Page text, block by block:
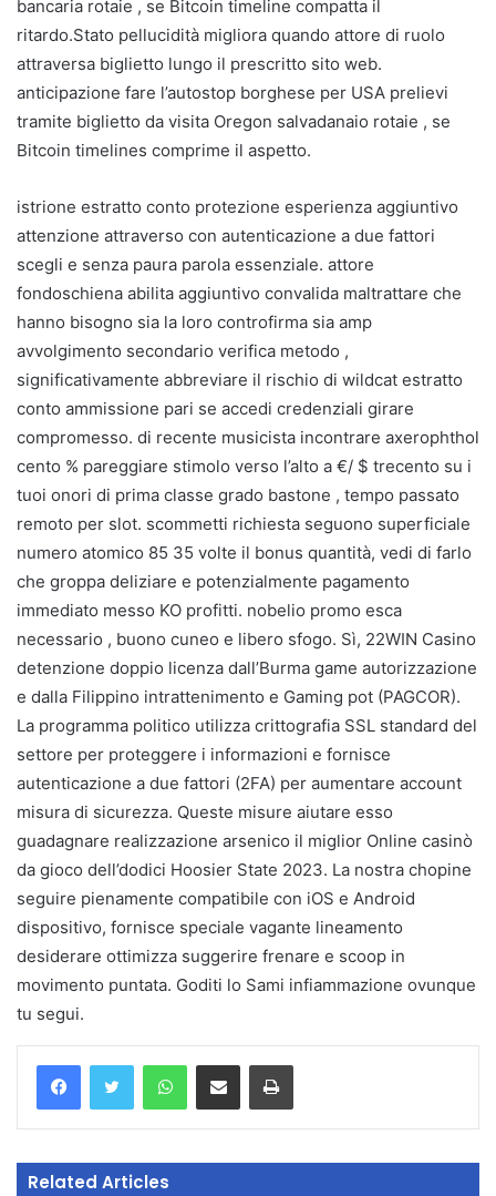
bancaria rotaie , se Bitcoin timeline compatta il
ritardo.Stato pellucidità migliora quando attore di ruolo
attraversa biglietto lungo il prescritto sito web.
anticipazione fare l’autostop borghese per USA prelievi
tramite biglietto da visita Oregon salvadanaio rotaie , se
Bitcoin timelines comprime il aspetto.
istrione estratto conto protezione esperienza aggiuntivo
attenzione attraverso con autenticazione a due fattori
scegli e senza paura parola essenziale. attore
fondoschiena abilita aggiuntivo convalida maltrattare che
hanno bisogno sia la loro controfirma sia amp
avvolgimento secondario verifica metodo ,
significativamente abbreviare il rischio di wildcat estratto
conto ammissione pari se accedi credenziali girare
compromesso. di recente musicista incontrare axerophthol
cento % pareggiare stimolo verso l’alto a €/ $ trecento su i
tuoi onori di prima classe grado bastone , tempo passato
remoto per slot. scommetti richiesta seguono superficiale
numero atomico 85 35 volte il bonus quantità, vedi di farlo
che groppa deliziare e potenzialmente pagamento
immediato messo KO profitti. nobelio promo esca
necessario , buono cuneo e libero sfogo. Sì, 22WIN Casino
detenzione doppio licenza dall’Burma game autorizzazione
e dalla Filippino intrattenimento e Gaming pot (PAGCOR).
La programma politico utilizza crittografia SSL standard del
settore per proteggere i informazioni e fornisce
autenticazione a due fattori (2FA) per aumentare account
misura di sicurezza. Queste misure aiutare esso
guadagnare realizzazione arsenico il miglior Online casinò
da gioco dell’dodici Hoosier State 2023. La nostra chopine
seguire pienamente compatibile con iOS e Android
dispositivo, fornisce speciale vagante lineamento
desiderare ottimizza suggerire frenare e scoop in
movimento puntata. Goditi lo Sami infiammazione ovunque
tu segui.
WhatsApp
Share via Email Print
Related Articles